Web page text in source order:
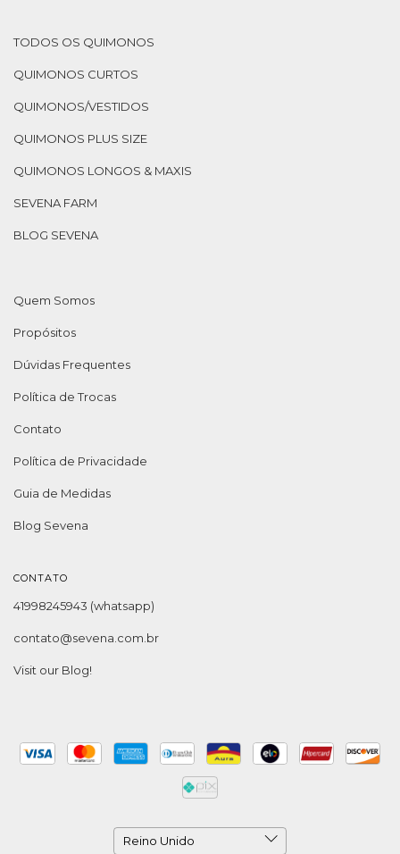
TODOS OS QUIMONOS
QUIMONOS CURTOS
QUIMONOS/VESTIDOS
QUIMONOS PLUS SIZE
QUIMONOS LONGOS & MAXIS
SEVENA FARM
BLOG SEVENA
Quem Somos
Propósitos
Dúvidas Frequentes
Política de Trocas
Contato
Política de Privacidade
Guia de Medidas
Blog Sevena
CONTATO
41998245943 (whatsapp)
contato@sevena.com.br
Visit our Blog!